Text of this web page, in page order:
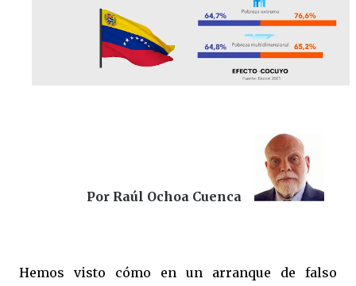
Por Raúl Ochoa Cuenca
Hemos visto cómo en un arranque de falso